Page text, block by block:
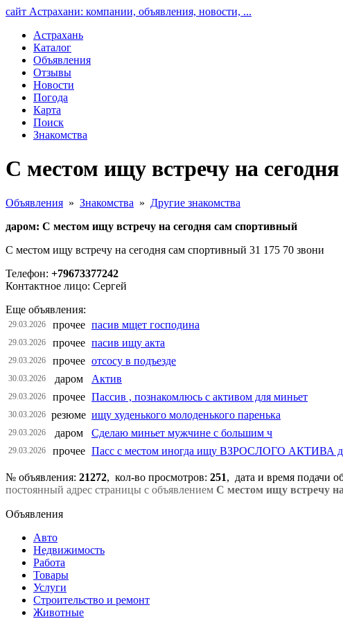
сайт Астрахани: компании, объявления, новости, ...
Астрахань
Каталог
Объявления
Отзывы
Новости
Погода
Карта
Поиск
Знакомства
С местом ищу встречу на
Объявления » Знакомства » Другие знакомства
даром: С местом ищу встречу на сегодня сам спортивный
С местом ищу встречу на сегодня сам спортивный 31 175 70 звони
Телефон: +79673377242
Контактное лицо: Сергей
Еще объявления:
29.03.2026 прочее пасив мщет господина
29.03.2026 прочее пасив ищу акта
29.03.2026 прочее отсосу в подъезде
30.03.2026 даром Актив
29.03.2026 прочее Пассив , познакомлюсь с активом для миньет
30.03.2026 резюме ищу худенького молоденького паренька
29.03.2026 даром Сделаю миньет мужчине с большим ч
29.03.2026 прочее Пасс с местом иногда ищу ВЗРОСЛОГО АКТИВА
№ объявления: 21272, кол-во просмотров: 251, дата и время подачи
постоянный адрес страницы с объявлением С местом ищу встречу
Объявления
Авто
Недвижимость
Работа
Товары
Услуги
Строительство и ремонт
Животные